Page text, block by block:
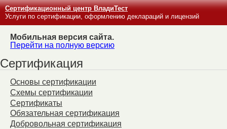
Сертификационный центр ВладиТест
Услуги по сертификации, оформлению деклараций и лицензий
Мобильная версия сайта.
Перейти на полную версию
Сертификация
Основы сертификации
Схемы сертификации
Сертификаты
Обязательная сертификация
Добровольная сертификация